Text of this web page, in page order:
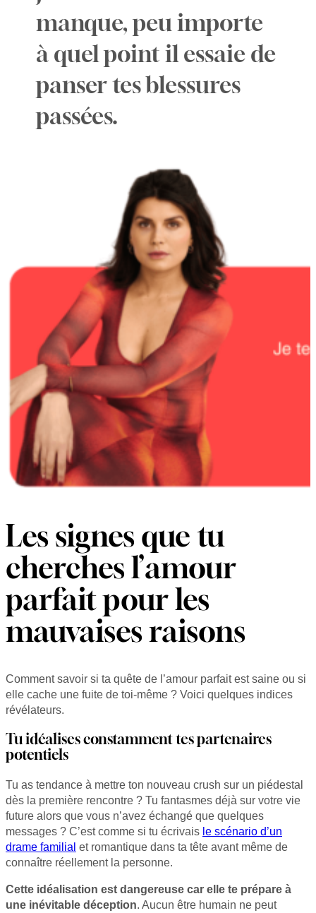
manque, peu importe
à quel point il essaie de
panser tes blessures
passées.
Les signes que tu
cherches l’amour
parfait pour les
mauvaises raisons
Comment savoir si ta quête de l’amour parfait est saine ou si
elle cache une fuite de toi-même ? Voici quelques indices
révélateurs.
Tu idéalises constamment tes partenaires
potentiels
Tu as tendance à mettre ton nouveau crush sur un piédestal
dès la première rencontre ? Tu fantasmes déjà sur votre vie
future alors que vous n’avez échangé que quelques
messages ? C’est comme si tu écrivais le scénario d’un
drame familial et romantique dans ta tête avant même de
connaître réellement la personne.
Cette idéalisation est dangereuse car elle te prépare à
une inévitable déception. Aucun être humain ne peut